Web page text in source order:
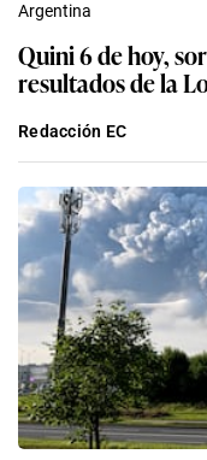
Argentina
Quini 6 de hoy,
resultados de la
Redacción EC